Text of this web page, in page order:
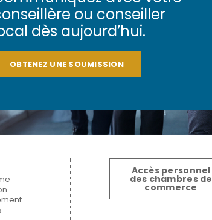
ou conseiller
dès aujourd’hui.
OBTENEZ UNE SOUMISSION
Accès personnel
des chambres de
commerce